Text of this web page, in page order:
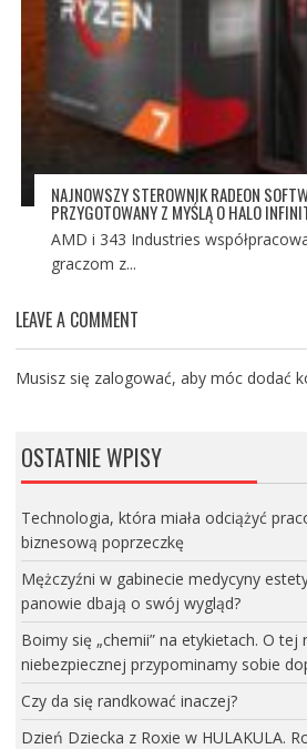
NAJNOWSZY STEROWNIK RADEON
PRZYGOTOWANY Z MYŚLĄ O HALO
AMD i 343 Industries
graczom z...
LEAVE A COMMENT
Musisz się zalogować, aby móc dodać
OSTATNIE WPISY
Technologia, która miała odciążyć
biznesową poprzeczkę
Mężczyźni w gabinecie medycyny
panowie dbają o swój wygląd?
Boimy się „chemii” na etykietach. O tej
niebezpiecznej przypominamy sobie
Czy da się randkować inaczej?
Dzień Dziecka z Roxie w HULAKULA.